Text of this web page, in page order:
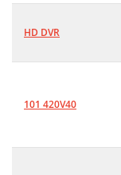
HD DVR
101 420V40